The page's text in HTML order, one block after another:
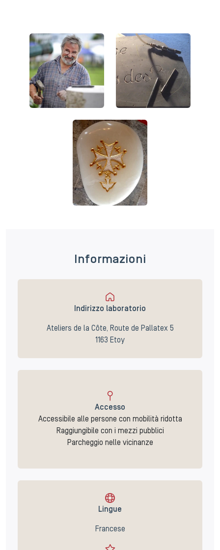
Informazioni
Indirizzo laboratorio
Ateliers de la Côte, Route de Pallatex 5
1163 Etoy
Accesso
Accessibile alle persone con mobilità ridotta
Raggiungibile con i mezzi pubblici
Parcheggio nelle vicinanze
Lingue
Francese